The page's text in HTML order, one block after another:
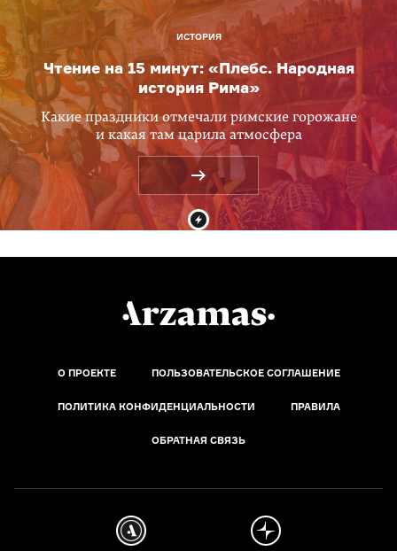
ИСТОРИЯ
Чтение на 15 минут: «Плебс. Народная
история Рима»
Какие праздники отмечали римские горожане
и какая там царила атмосфера
О ПРОЕКТЕ ПОЛЬЗОВАТЕЛЬСКОЕ СОГЛАШЕНИЕ
ПОЛИТИКА КОНФИДЕНЦИАЛЬНОСТИ ПРАВИЛА
ОБРАТНАЯ СВЯЗЬ